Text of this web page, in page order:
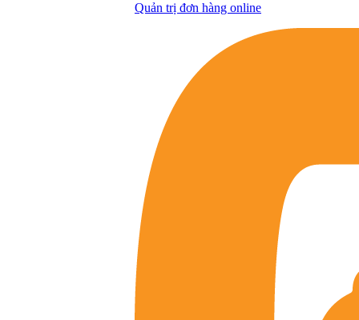
Quản trị đơn hàng online